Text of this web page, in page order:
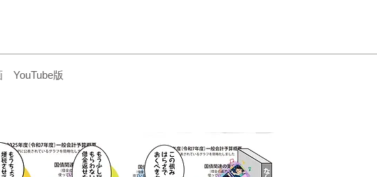
YouTube版